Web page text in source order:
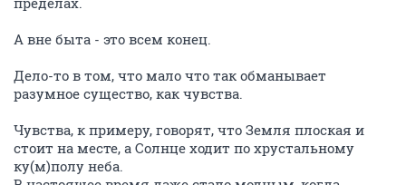
А вне быта - это всем конец.
Дело-то в том, что мало что так обманывает
разумное существо, как чувства.
Чувства, к примеру, говорят, что Земля плоская и
стоит на месте, а Солнце ходит по хрустальному
ку(м)полу неба.